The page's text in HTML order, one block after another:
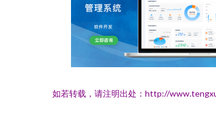
如若转载，请注明出处：http://